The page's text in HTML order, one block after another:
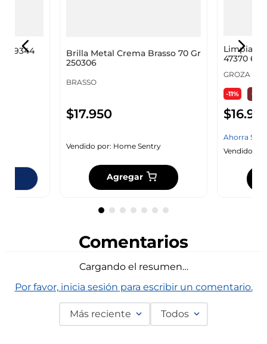
Brilla Metal Crema Brasso 70 Gr
250306
BRASSO
$17.950
Vendido por: Home Sentry
Agregar
47370
GROZA
-11%
$16.
Ahorra$
Vendido
Comentarios
Cargando el resumen…
Por favor, inicia sesión para escribir un comentario.
Más reciente Todos